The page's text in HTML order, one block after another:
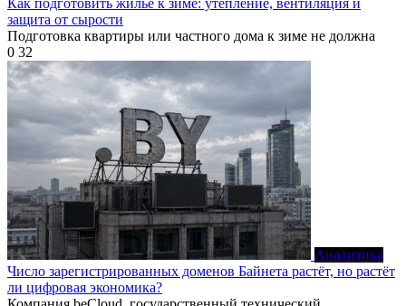
Как подготовить жильё к зиме: утепление, вентиляция и
защита от сырости
Подготовка квартиры или частного дома к зиме не должна
0 32
Аналитика
Число зарегистрированных доменов Байнета растёт, но растёт
ли цифровая экономика?